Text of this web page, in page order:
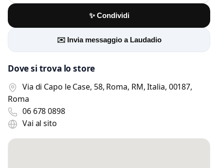
✨ Condividi
✉️ Invia messaggio a Laudadio
Dove si trova lo store
Via di Capo le Case, 58, Roma, RM, Italia, 00187,
Roma
06 678 0898
Vai al sito